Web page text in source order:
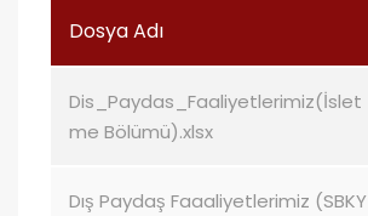
Dosya Adı
Dis_Paydas_Faaliyetlerimiz(İslet
me Bölümü).xlsx
Dış Paydaş Faaaliyetlerimiz (SBKY